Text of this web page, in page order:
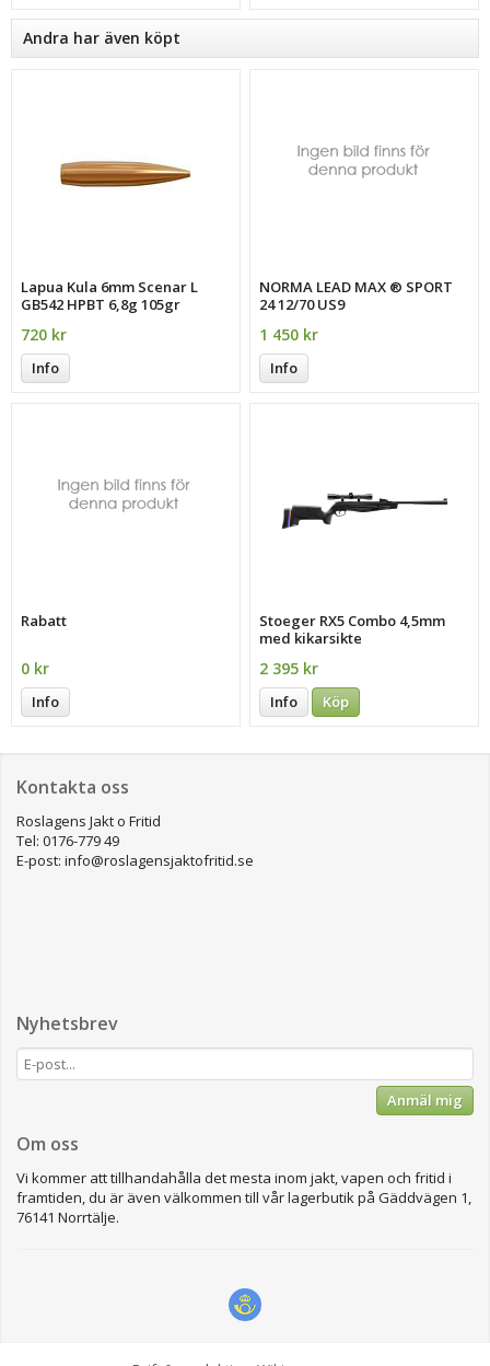
Andra har även köpt
Lapua Kula 6mm Scenar L
GB542 HPBT 6,8g 105gr
720 kr
Info
NORMA LEAD MAX ® SPORT
24 12/70 US9
1 450 kr
Info
Rabatt
0 kr
Info
Stoeger RX5 Combo 4,5mm
med kikarsikte
2 395 kr
Info Köp
Kontakta oss
Roslagens Jakt o Fritid
Tel: 0176-779 49
E-post: info@roslagensjaktofritid.se
Nyhetsbrev
Anmäl mig
Om oss
Vi kommer att tillhandahålla det mesta inom jakt, vapen och fritid i
framtiden, du är även välkommen till vår lagerbutik på Gäddvägen 1,
76141 Norrtälje.